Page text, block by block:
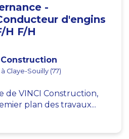
-
d'engins
H F/H
Construction
à Claye-Souilly (77)
de VINCI Construction,
plan des travaux...